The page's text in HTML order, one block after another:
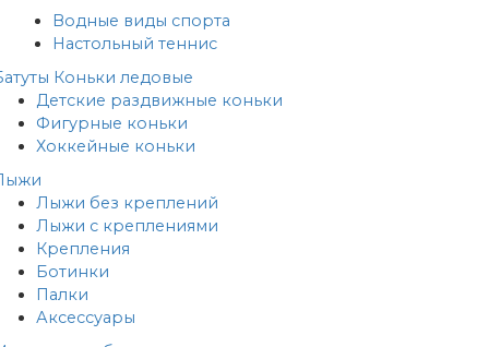
Водные виды спорта
Настольный теннис
Коньки ледовые
Детские раздвижные коньки
Фигурные коньки
Хоккейные коньки
Лыжи без креплений
Лыжи с креплениями
Крепления
Ботинки
Палки
Аксессуары